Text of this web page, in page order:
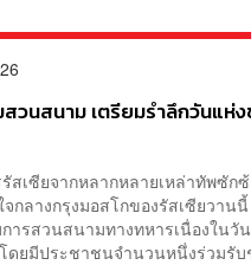
วนสนาม เตรียมรำลึกวันแห่
สเซียจากหลากหลายเหล่าทัพซัก
กลางกรุงมอสโกของรัสเซียวาน
ารสวนสนามทางทหารเนื่องในวั
ดยมีประชาชนจำนวนหนึ่งร่วม